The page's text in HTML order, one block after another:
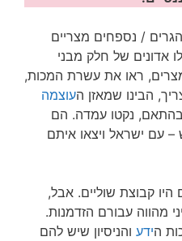
/ נספחים מצריים
אדונים של חלק מבני
ראו את עשרת המכות,
הבינו שמאזן העוצמה
נקטו עמדה. הם
עם ישראל ויצאו איתם
קבוצת שוליים. אבל,
מהווה עבורם הזדמנות.
הידע והניסיון שיש להם